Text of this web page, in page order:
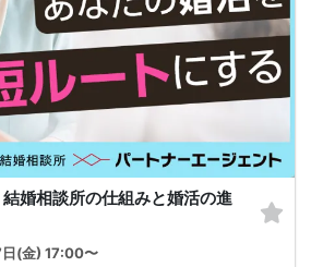
結婚相談所の仕組みと婚活の進
(金) 17:00〜